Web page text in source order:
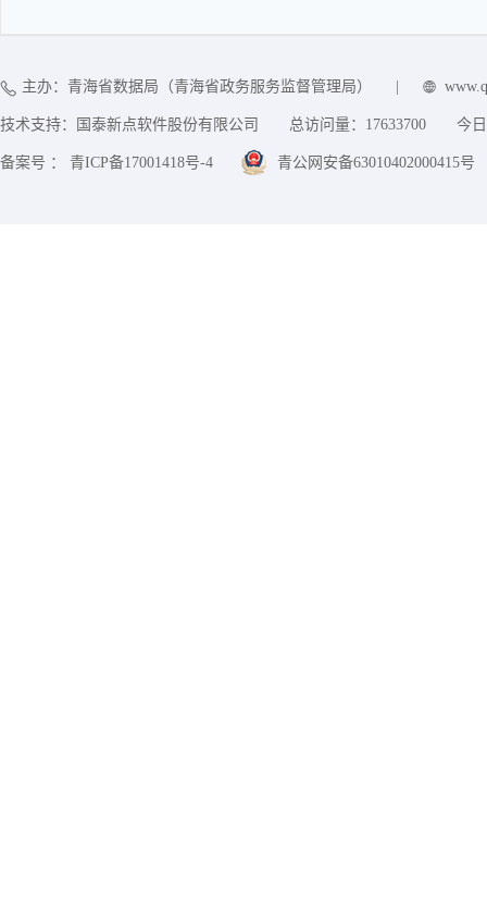
主办：青海省数据局（青海省政务服务监督管理局）
技术支持：国泰新点软件股份有限公司 总访问量： 17633700 今
备案号 ： 青ICP备17001418号-4 青公网安备63010402000415号